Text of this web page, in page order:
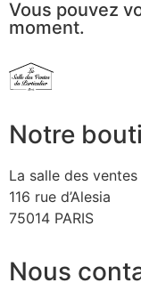
Vous pouvez
moment.
Notre
La salle des
116 rue d’Alesia
75014 PARIS
Nous